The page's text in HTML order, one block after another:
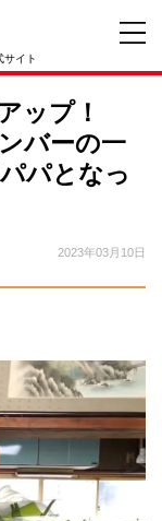
サイト
ップ！
バーの一
パとなっ
2023年03月10日